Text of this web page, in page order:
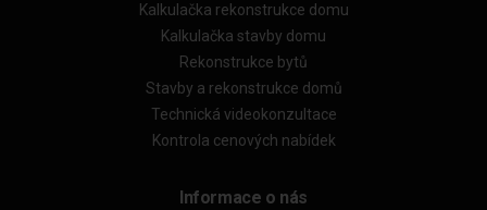
Kalkulačka rekonstrukce domu
Kalkulačka stavby domu
Rekonstrukce bytů
Stavby a rekonstrukce domů
Technická videokonzultace
Kontrola cenových nabídek
Informace o nás